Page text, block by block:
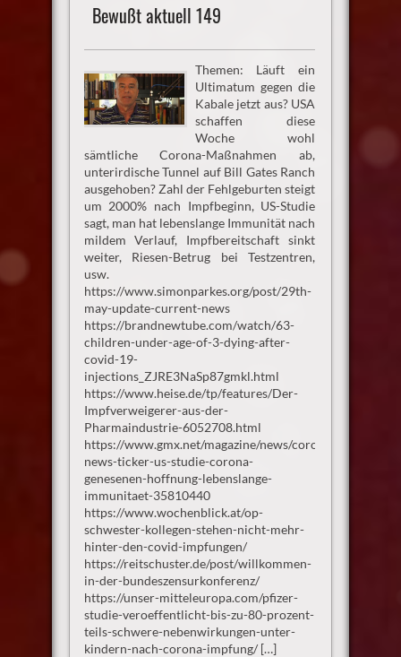
Bewußt aktuell 149
Themen: Läuft ein
Ultimatum gegen die
Kabale jetzt aus? USA
schaffen diese
Woche wohl
sämtliche Corona-Maßnahmen ab,
unterirdische Tunnel auf Bill Gates Ranch
ausgehoben? Zahl der Fehlgeburten steigt
um 2000% nach Impfbeginn, US-Studie
sagt, man hat lebenslange Immunität nach
mildem Verlauf, Impfbereitschaft sinkt
weiter, Riesen-Betrug bei Testzentren,
usw.
https://www.simonparkes.org/post/29th-
may-update-current-news
https://brandnewtube.com/watch/63-
children-under-age-of-3-dying-after-
covid-19-
injections_ZJRE3NaSp87gmkl.html
https://www.heise.de/tp/features/Der-
Impfverweigerer-aus-der-
Pharmaindustrie-6052708.html
https://www.gmx.net/magazine/news/coronavirus/
news-ticker-us-studie-corona-
genesenen-hoffnung-lebenslange-
immunitaet-35810440
https://www.wochenblick.at/op-
schwester-kollegen-stehen-nicht-mehr-
hinter-den-covid-impfungen/
https://reitschuster.de/post/willkommen-
in-der-bundeszensurkonferenz/
https://unser-mitteleuropa.com/pfizer-
studie-veroeffentlicht-bis-zu-80-prozent-
teils-schwere-nebenwirkungen-unter-
kindern-nach-corona-impfung/ […]